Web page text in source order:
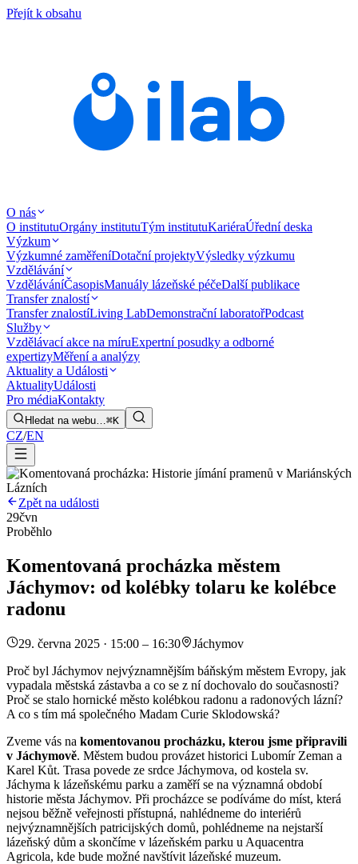
Přejít k obsahu
O nás
O institutuOrgány institutuTým institutuKariéraÚřední deska
Výzkum
Výzkumné zaměřeníDotační projektyVýsledky výzkumu
Vzdělávání
VzděláváníČasopisManuály lázeňské péčeDalší publikace
Transfer znalostí
Transfer znalostíLiving LabDemonstrační laboratořPodcast
Služby
Vzdělávací akce na míruExpertní posudky a odborné
expertizyMěření a analýzy
Aktuality a Události
AktualityUdálosti
Pro médiaKontakty
Hledat na webu…⌘K
CZ/EN
Zpět na události
29čvn
Proběhlo
Komentovaná procházka městem
Jáchymov: od kolébky tolaru ke kolébce
radonu
29. června 2025 · 15:00 – 16:30
Jáchymov
Proč byl Jáchymov nejvýznamnějším báňským městem Evropy, jak
vypadala městská zástavba a co se z ní dochovalo do současnosti?
Proč se stalo hornické město kolébkou radonu a radonových lázní?
A co s tím má společného Madam Curie Sklodowská?
Zveme vás na komentovanou procházku, kterou jsme připravili
v Jáchymově. Městem budou provázet historici Lubomír Zeman a
Karel Kůt. Trasa povede ze srdce Jáchymova, od kostela sv.
Jáchyma k lázeňskému parku a zaměří se na významná období
historie města Jáchymov. Při procházce se podíváme do míst, která
nejsou běžně veřejnosti přístupná, nahlédneme do interiérů
nejvýznamnějších patricijských domů, pohlédneme na nejstarší
lázeňský dům a skončíme v lázeňském parku u Aquacentra
Agricola, kde bude možné navštívit lázeňské muzeum.